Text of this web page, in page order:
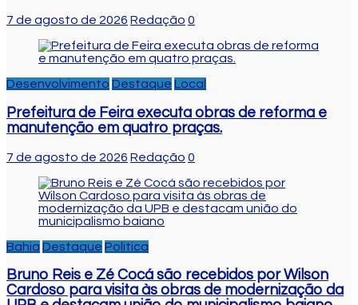
7 de agosto de 2026 Redação 0
Desenvolvimento Destaque Local
Prefeitura de Feira executa obras de reforma e
manutenção em quatro praças.
7 de agosto de 2026 Redação 0
Bahia Destaque Politica
Bruno Reis e Zé Cocá são recebidos por Wilson
Cardoso para visita às obras de modernização da